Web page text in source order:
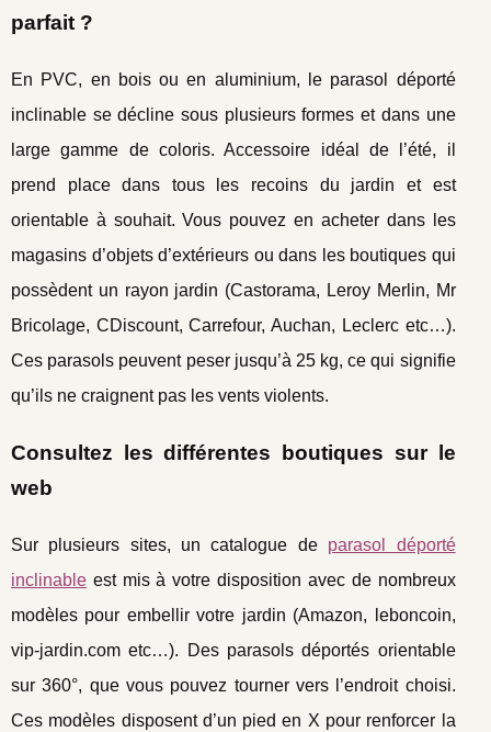
parfait ?
En PVC, en bois ou en aluminium, le parasol déporté
inclinable se décline sous plusieurs formes et dans une
large gamme de coloris. Accessoire idéal de l’été, il
prend place dans tous les recoins du jardin et est
orientable à souhait. Vous pouvez en acheter dans les
magasins d’objets d’extérieurs ou dans les boutiques qui
possèdent un rayon jardin (Castorama, Leroy Merlin, Mr
Bricolage, CDiscount, Carrefour, Auchan, Leclerc etc…).
Ces parasols peuvent peser jusqu’à 25 kg, ce qui signifie
qu’ils ne craignent pas les vents violents.
Consultez les différentes boutiques sur le
web
Sur plusieurs sites, un catalogue de parasol déporté
inclinable est mis à votre disposition avec de nombreux
modèles pour embellir votre jardin (Amazon, leboncoin,
vip-jardin.com etc…). Des parasols déportés orientable
sur 360°, que vous pouvez tourner vers l’endroit choisi.
Ces modèles disposent d’un pied en X pour renforcer la